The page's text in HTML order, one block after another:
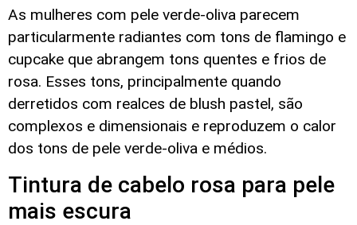
As mulheres com pele verde-oliva parecem
particularmente radiantes com tons de flamingo e
cupcake que abrangem tons quentes e frios de
rosa. Esses tons, principalmente quando
derretidos com realces de blush pastel, são
complexos e dimensionais e reproduzem o calor
dos tons de pele verde-oliva e médios.
Tintura de cabelo rosa para pele
mais escura